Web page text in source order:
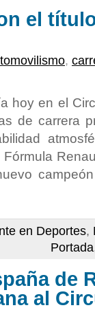
el
,
hoy en el
de carrera
en Deportes,
Portada
de
al